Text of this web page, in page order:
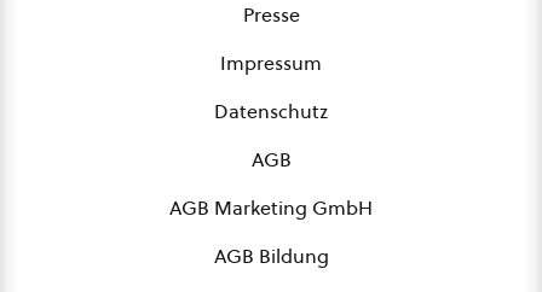
Presse
Impressum
Datenschutz
AGB
AGB Marketing GmbH
AGB Bildung